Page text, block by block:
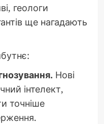
геологи
ще нагадають
Нові
інтелект,
точніше